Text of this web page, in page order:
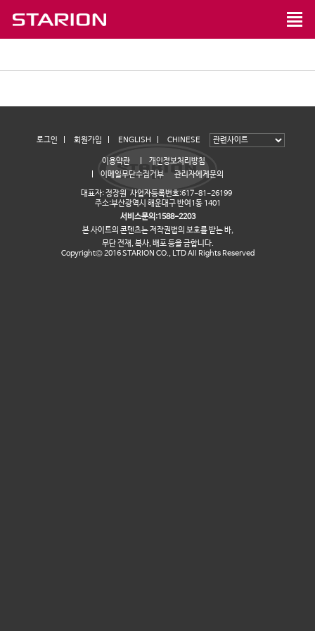
로그인 회원가입 ENGLISH CHINESE
이용약관
개인정보처리방침
이메일무단수집거부
관리자에게문의
대표자: 정장원 사업자등록번호:617-81-26199
주소:부산광역시 해운대구 반여1동 1401
서비스문의:1588-2203
본 사이트의 콘텐츠는 저작권법의 보호를 받는 바,
무단 전재, 복사, 배포 등을 금합니다.
Copyright© 2016 STARION CO., LTD All Rights Reserved